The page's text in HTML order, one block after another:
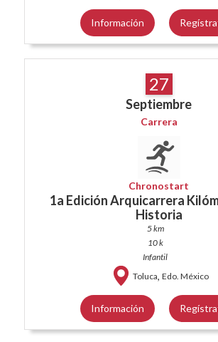
Información
27
Septiembre
Carrera
Chronostart
1a Edición Arquicarrera
Historia
5 km
10 k
Infantil
Toluca, Edo. México
Información